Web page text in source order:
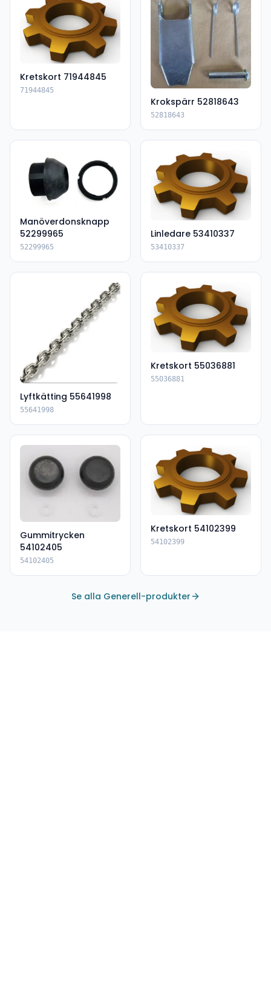
Kretskort 71944845
71944845
Krokspärr 52818643
52818643
Manöverdonsknapp
52299965
52299965
Linledare 53410337
53410337
Lyftkätting 55641998
55641998
Kretskort 55036881
55036881
Gummitrycken
54102405
54102405
Kretskort 54102399
54102399
Se alla Generell-produkter